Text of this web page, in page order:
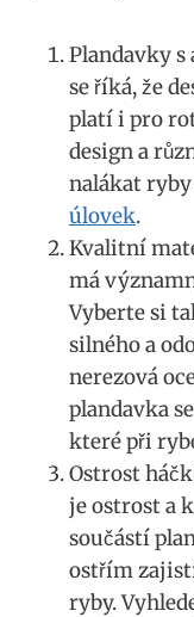
Plandavky
se říká, že‍
platí i pro
design a
nalákat ryby
úlovek.
Kvalitní
má
Vyberte si
silného a
nerezová​
plandavka
které při
Ostrost
je ostrost ​a
součástí
ostřím
ryby.